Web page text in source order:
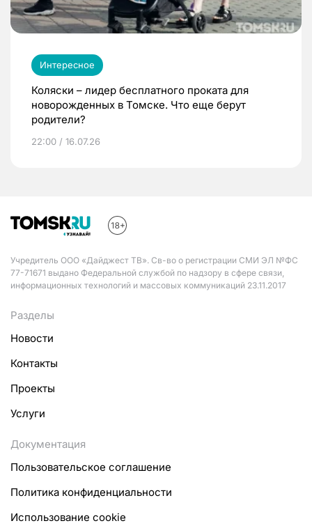
Интересное
Коляски – лидер бесплатного проката для
новорожденных в Томске. Что еще берут
родители?
22:00 / 16.07.26
Учредитель ООО «Дайджест ТВ». Св-во о регистрации СМИ ЭЛ №ФС
77-71671 выдано Федеральной службой по надзору в сфере связи,
информационных технологий и массовых коммуникаций 23.11.2017
Разделы
Новости
Контакты
Проекты
Услуги
Документация
Пользовательское соглашение
Политика конфиденциальности
Использование cookie